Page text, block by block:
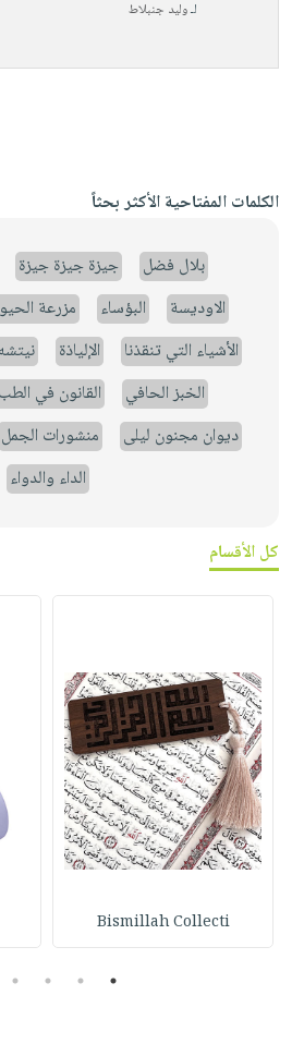
لـوليد جنبلاط
الكلمات المفتاحية الأكثر بحثاً
بلال فضل جيزة جيزة جيزة
الاوديسة
البؤساء مزرعة
الأشياء التي تنقذنا
الإلياذة
الخبز الحافي
القانون في الطب
ديوان مجنون ليلى
منشورات الجمل
الداء والدواء
كل الأقسام
Bismillah Collecti
1
2
3
4